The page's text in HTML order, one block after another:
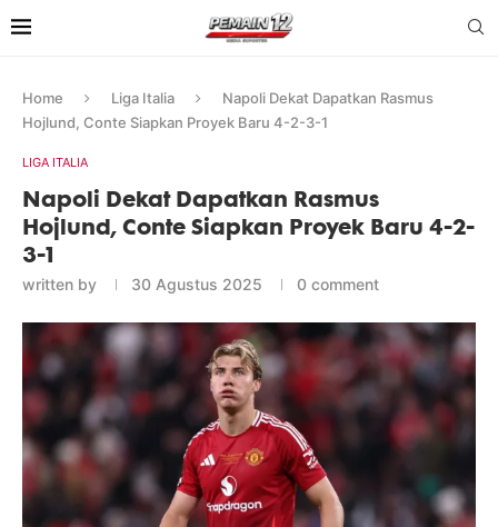
Home Liga Italia
Napoli Dekat Dapatkan Rasmus
Hojlund, Conte Siapkan Proyek Baru 4-2-3-1
LIGA ITALIA
Napoli Dekat Dapatkan Rasmus
Hojlund, Conte Siapkan Proyek Baru 4-2-
3-1
written by 30 Agustus 2025 0 comment